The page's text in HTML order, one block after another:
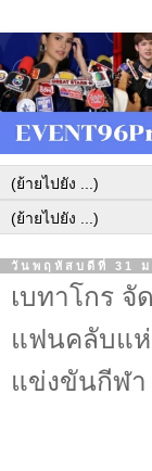
วันพฤหัสบดีที่ 31
เบทาโกร จั
แฟนคลับแห่
แข่งขันกีฬา